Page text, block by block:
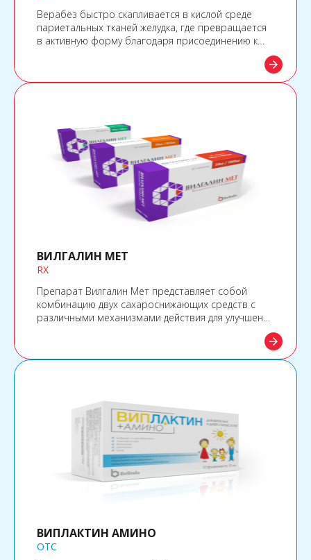
Верабез быстро скапливается в кислой среде
париетальных тканей желудка, где превращается
в активную форму благодаря присоединению к
arrow_forward
ВИЛГАЛИН МЕТ
RX
Препарат Вилгалин Мет представляет собой
комбинацию двух сахароснижающих средств с
различными механизмами действия для улучшения
гликемического контроля у пациентов с диабетом
дипептидилпептидазы-4 (ДПП-4) и метформина
arrow_forward
ВИПЛАКТИН АМИНО
OTC